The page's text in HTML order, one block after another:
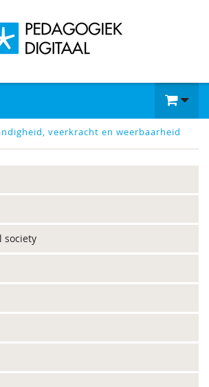
veerkracht en weerbaarheid
society